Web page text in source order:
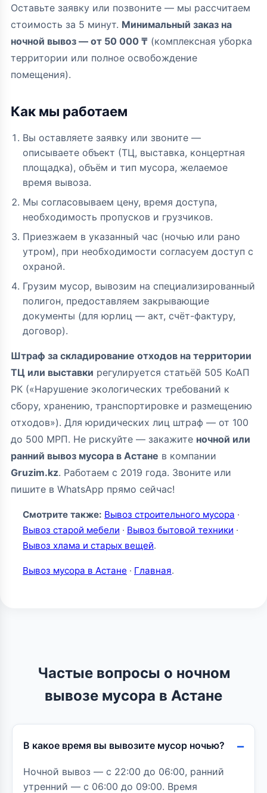
Оставьте заявку или позвоните — мы рассчитаем
стоимость за 5 минут. Минимальный заказ на
ночной вывоз — от 50 000 ₸ (комплексная уборка
территории или полное освобождение
помещения).
Как мы работаем
Вы оставляете заявку или звоните —
описываете объект (ТЦ, выставка, концертная
площадка), объём и тип мусора, желаемое
время вывоза.
Мы согласовываем цену, время доступа,
необходимость пропусков и грузчиков.
Приезжаем в указанный час (ночью или рано
утром), при необходимости согласуем доступ с
охраной.
Грузим мусор, вывозим на специализированный
полигон, предоставляем закрывающие
документы (для юрлиц — акт, счёт-фактуру,
договор).
Штраф за складирование отходов на территории
ТЦ или выставки регулируется статьёй 505 КоАП
РК («Нарушение экологических требований к
сбору, хранению, транспортировке и размещению
отходов»). Для юридических лиц штраф — от 100
до 500 МРП. Не рискуйте — закажите ночной или
ранний вывоз мусора в Астане в компании
Gruzim.kz. Работаем с 2019 года. Звоните или
пишите в WhatsApp прямо сейчас!
Смотрите также: Вывоз строительного мусора ·
Вывоз старой мебели · Вывоз бытовой техники ·
Вывоз хлама и старых вещей.
Вывоз мусора в Астане · Главная.
Частые вопросы о ночном
вывозе мусора в Астане
В какое время вы вывозите мусор ночью?
Ночной вывоз — с 22:00 до 06:00, ранний
утренний — с 06:00 до 09:00. Время